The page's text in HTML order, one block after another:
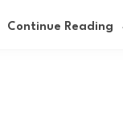
Continue Reading